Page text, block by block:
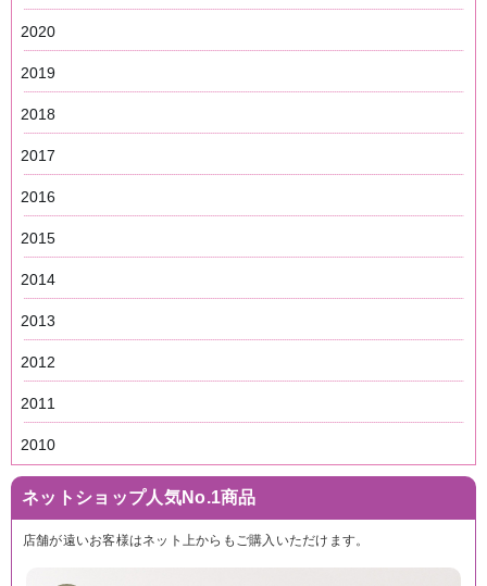
2020
2019
2018
2017
2016
2015
2014
2013
2012
2011
2010
ネットショップ人気No.1商品
店舗が遠いお客様はネット上からもご購入いただけます。